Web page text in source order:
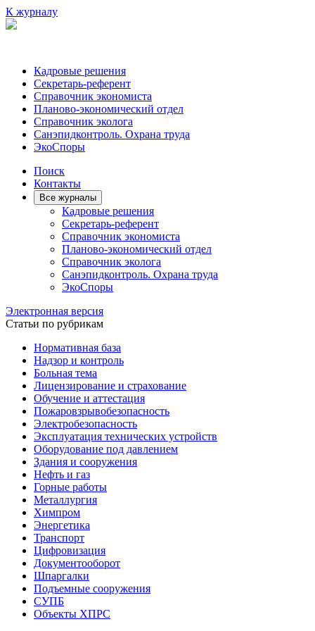
К журналу
Кадровые решения
Секретарь-референт
Справочник экономиста
Планово-экономический отдел
Справочник эколога
Санэпидконтроль. Охрана труда
ЭкоСпоры
Поиск
Контакты
Все журналы
Кадровые решения
Секретарь-референт
Справочник экономиста
Планово-экономический отдел
Справочник эколога
Санэпидконтроль. Охрана труда
ЭкоСпоры
Электронная версия
Статьи по рубрикам
Нормативная база
Надзор и контроль
Больная тема
Лицензирование и страхование
Обучение и аттестация
Пожаровзрывобезопасность
Электробезопасность
Эксплуатация технических устройств
Оборудование под давлением
Здания и сооружения
Нефть и газ
Горные работы
Металлургия
Химпром
Энергетика
Транспорт
Цифровизация
Документооборот
Шпаргалки
Подъемные сооружения
СУПБ
Объекты ХПРС